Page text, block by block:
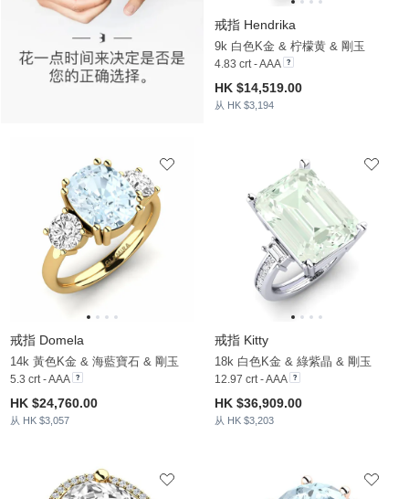
戒指 Hendrika
9k 白色K金 & 柠檬黄 & 剛玉
4.83 crt - AAA
HK $14,519.00
从 HK $3,194
戒指 Domela
14k 黃色K金 & 海藍寶石 & 剛玉
5.3 crt - AAA
HK $24,760.00
从 HK $3,057
戒指 Kitty
18k 白色K金 & 綠紫晶 & 剛玉
12.97 crt - AAA
HK $36,909.00
从 HK $3,203